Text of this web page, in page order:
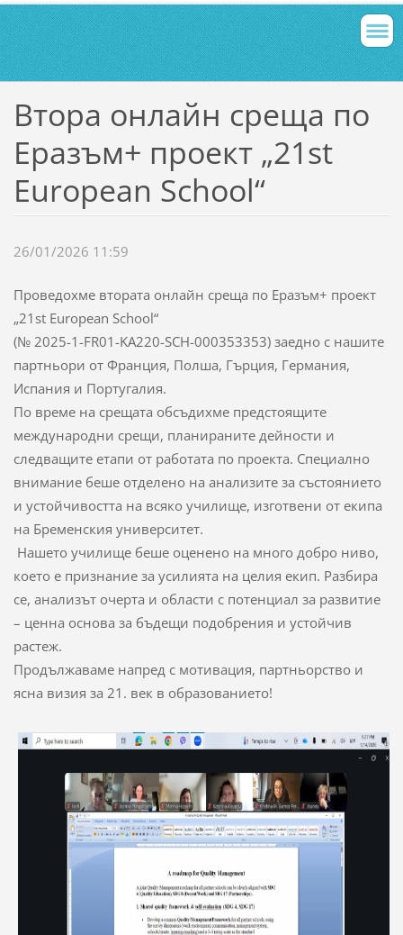
Втора онлайн среща по
Еразъм+ проект „21st
European School“
26/01/2026 11:59
Проведохме втората онлайн среща по Еразъм+ проект
„21st European School“
(№ 2025-1-FR01-KA220-SCH-000353353) заедно с нашите
партньори от Франция, Полша, Гърция, Германия,
Испания и Португалия.
По време на срещата обсъдихме предстоящите
международни срещи, планираните дейности и
следващите етапи от работата по проекта. Специално
внимание беше отделено на анализите за състоянието
и устойчивостта на всяко училище, изготвени от екипа
на Бременския университет.
Нашето училище беше оценено на много добро ниво,
което е признание за усилията на целия екип. Разбира
се, анализът очерта и области с потенциал за развитие
– ценна основа за бъдещи подобрения и устойчив
растеж.
Продължаваме напред с мотивация, партньорство и
ясна визия за 21. век в образованието!